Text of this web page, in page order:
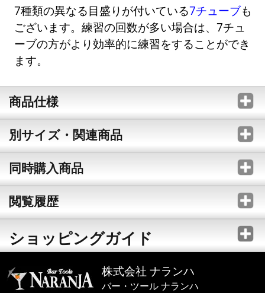
7種類の異なる目盛りが付いている7チューブも
ございます。練習の回数が多い場合は、7チュ
ーブの方がより効率的に練習をすることができ
ます。
商品仕様
別サイズ・関連商品
同時購入商品
閲覧履歴
ショッピングガイド
株式会社 ナランハ
バー・ツール ナランハ